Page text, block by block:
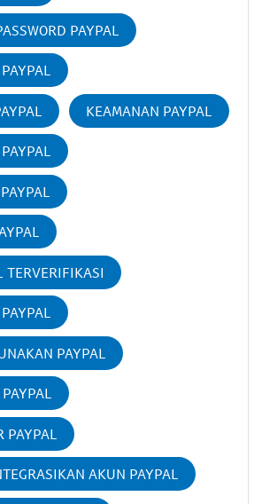
PAYPAL
KEAMANAN PAYPAL
TERVERIFIKASI
PAYPAL
PAYPAL
AKUN PAYPAL